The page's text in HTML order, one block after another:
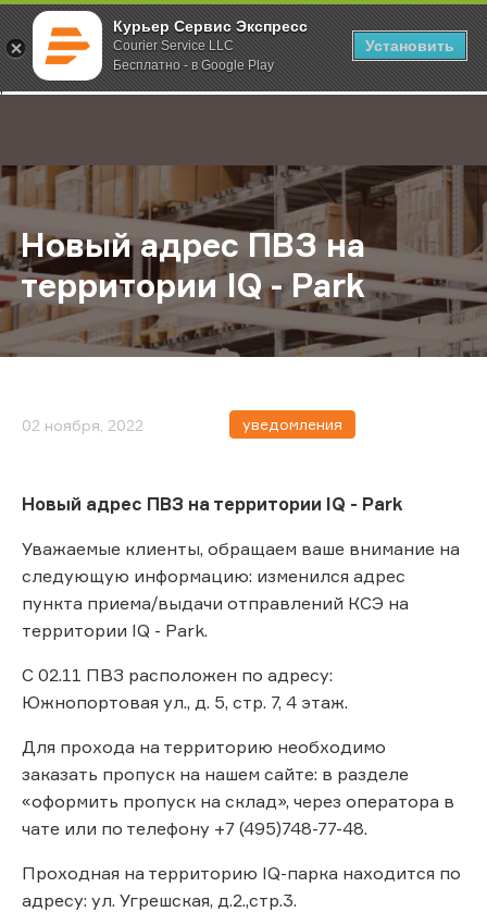
Курьер Сервис Экспресс
Courier Service LLC
Бесплатно - в Google Play
Установить
;
Главная О компании Новости Новый адрес ПВЗ на территории
Новый адрес ПВЗ на
территории IQ - Park
02 ноября, 2022 уведомления
Новый адрес ПВЗ на территории IQ - Park
Уважаемые клиенты, обращаем ваше внимание на
следующую информацию: изменился адрес
пункта приема/выдачи отправлений КСЭ на
территории IQ - Park.
С 02.11 ПВЗ расположен по адресу:
Южнопортовая ул., д. 5, стр. 7, 4 этаж.
Для прохода на территорию необходимо
заказать пропуск на нашем сайте: в разделе
«оформить пропуск на склад», через оператора в
чате или по телефону +7 (495)748-77-48.
Проходная на территорию IQ-парка находится по
адресу: ул. Угрешская, д.2.,стр.3.